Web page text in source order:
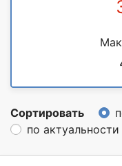
Сортировать
по актуальности